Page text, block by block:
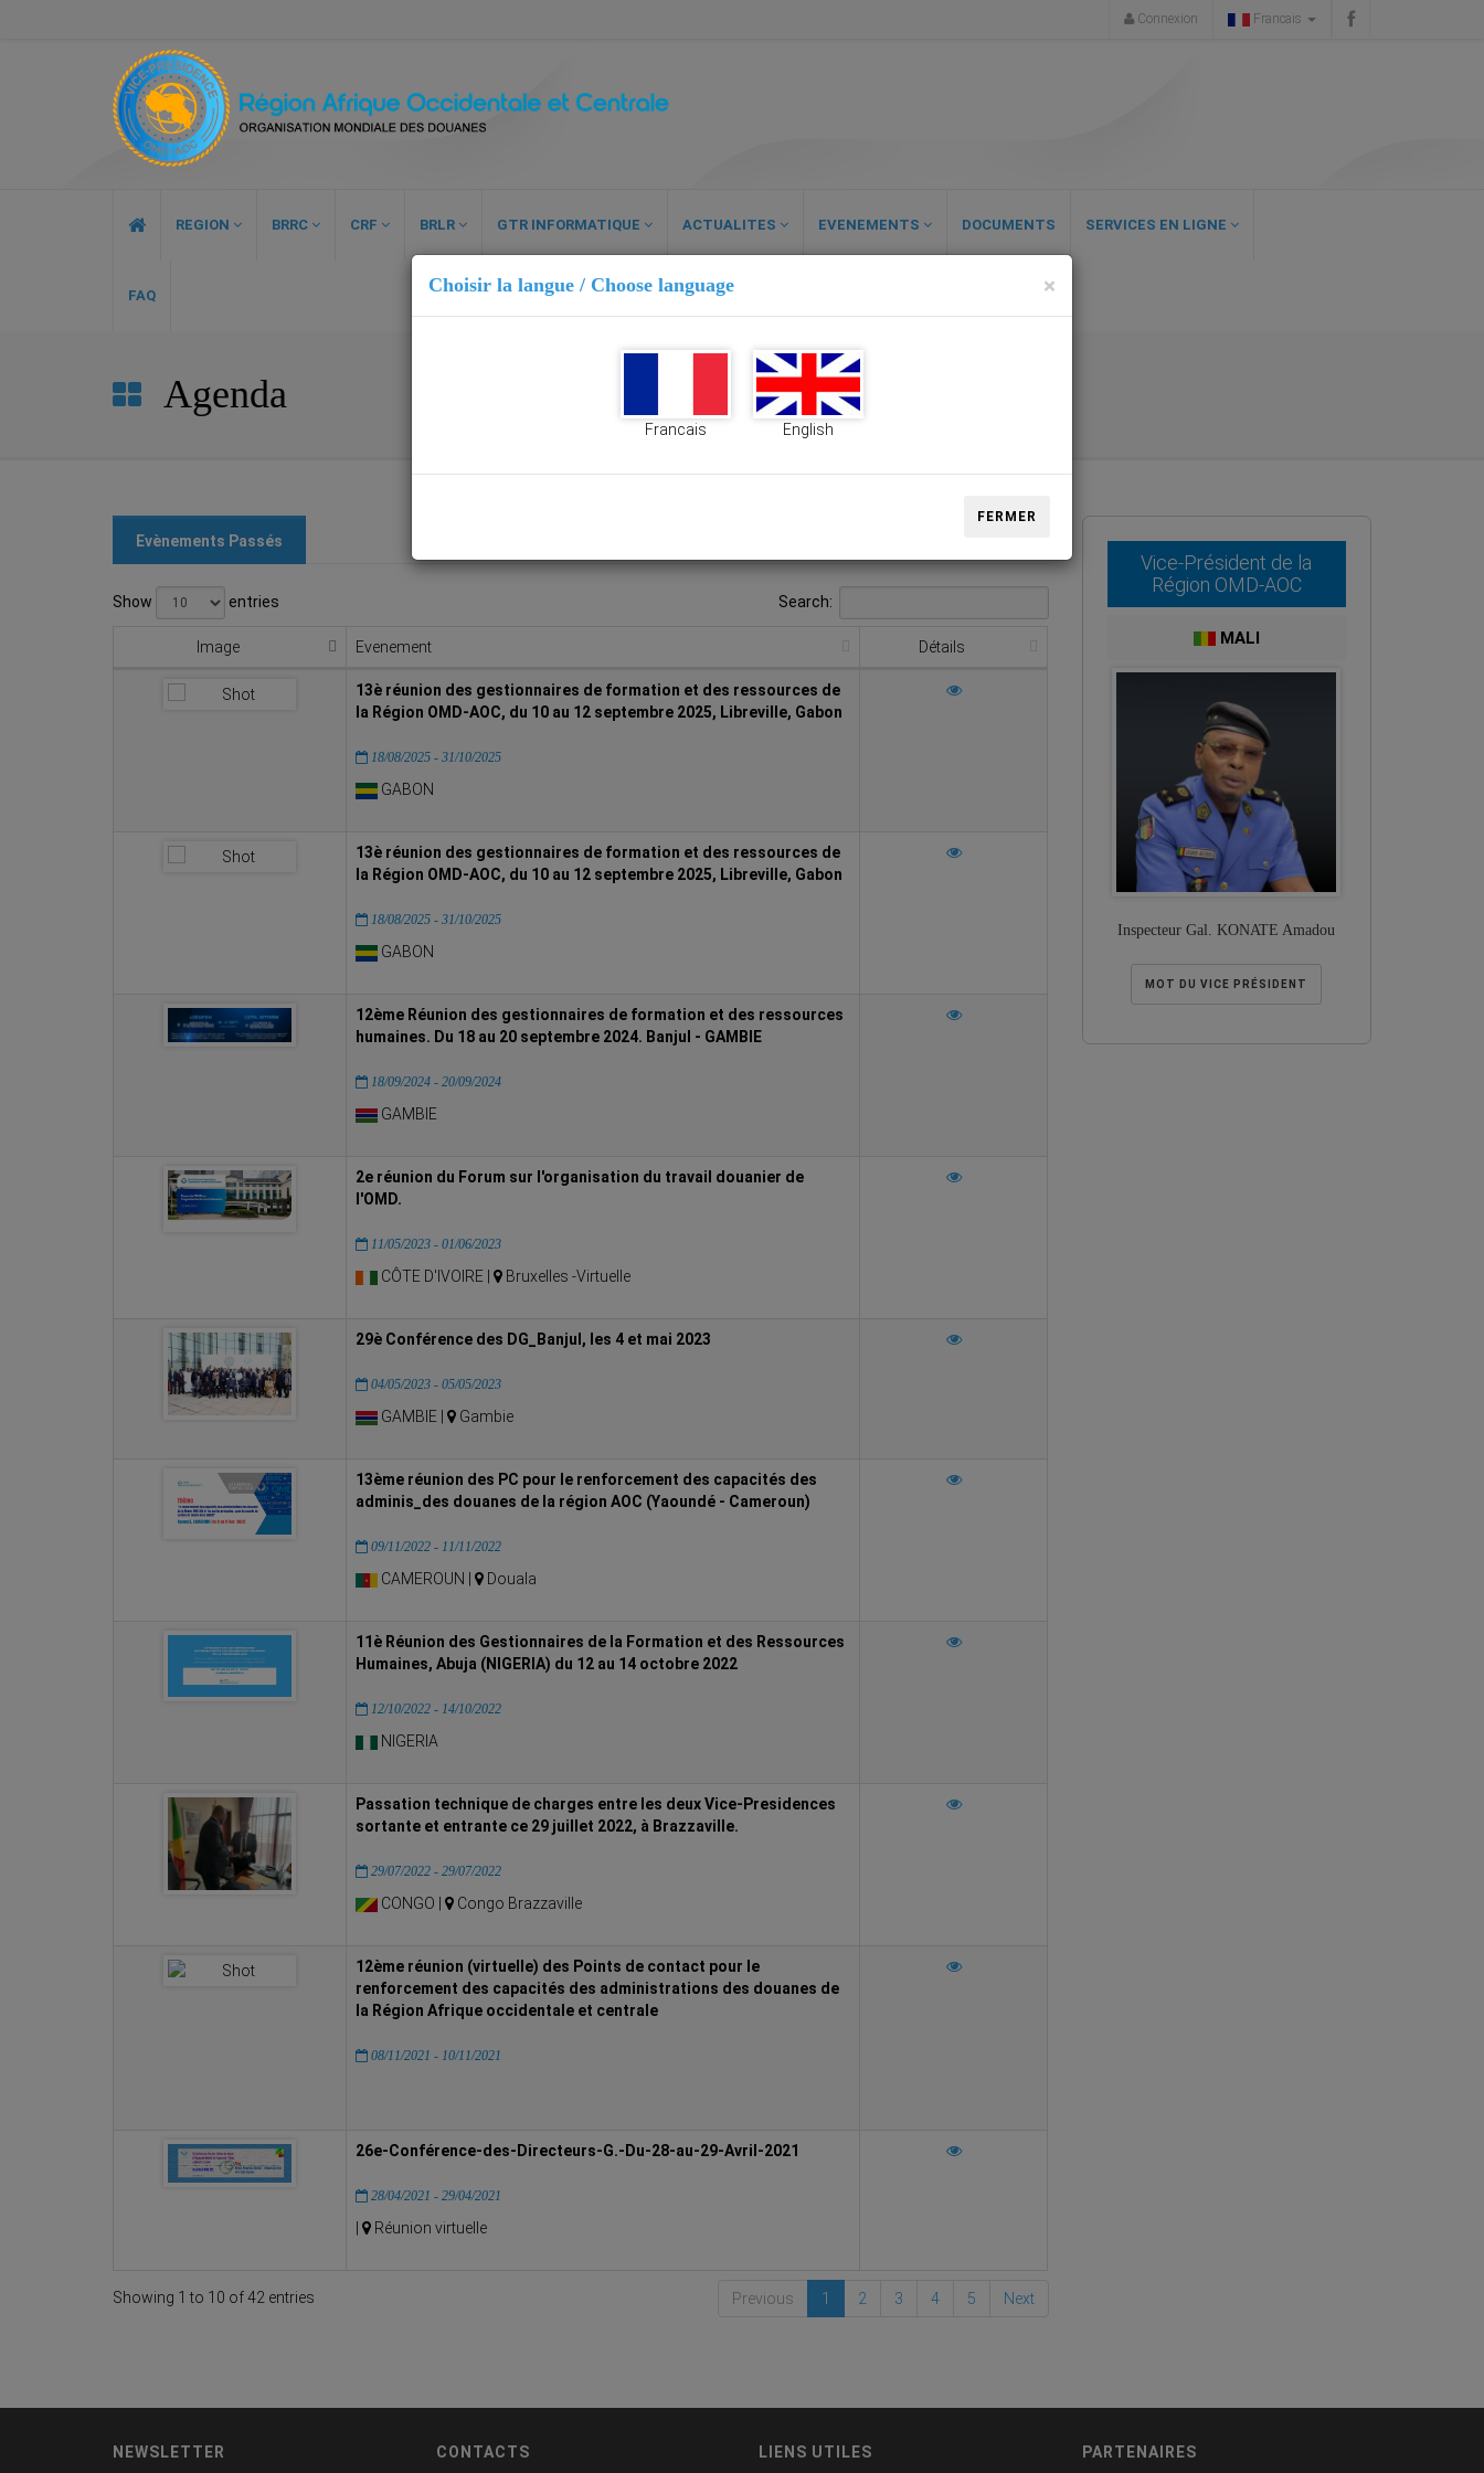
Connexion Francais
REGION BRRC CRF BRLR GTR INFORMATIQUE ACTUALITES EVENEMENTS DOCUMENTS SERVICES EN LIGNE
FAQ
Agenda
Evènements Passés
Show entries Search:
Image Evenement Détails
13è réunion des gestionnaires de formation et des ressources de
la Région OMD-AOC, du 10 au 12 septembre 2025, Libreville, Gabon
18/08/2025 - 31/10/2025
GABON
13è réunion des gestionnaires de formation et des ressources de
la Région OMD-AOC, du 10 au 12 septembre 2025, Libreville, Gabon
18/08/2025 - 31/10/2025
GABON
12ème Réunion des gestionnaires de formation et des ressources
humaines. Du 18 au 20 septembre 2024. Banjul - GAMBIE
18/09/2024 - 20/09/2024
GAMBIE
2e réunion du Forum sur l'organisation du travail douanier de
l'OMD.
11/05/2023 - 01/06/2023
CÔTE D'IVOIRE | Bruxelles -Virtuelle
29è Conférence des DG_Banjul, les 4 et mai 2023
04/05/2023 - 05/05/2023
GAMBIE | Gambie
13ème réunion des PC pour le renforcement des capacités des
adminis_des douanes de la région AOC (Yaoundé - Cameroun)
09/11/2022 - 11/11/2022
CAMEROUN | Douala
11è Réunion des Gestionnaires de la Formation et des Ressources
Humaines, Abuja (NIGERIA) du 12 au 14 octobre 2022
12/10/2022 - 14/10/2022
NIGERIA
Passation technique de charges entre les deux Vice-Presidences
sortante et entrante ce 29 juillet 2022, à Brazzaville.
29/07/2022 - 29/07/2022
CONGO | Congo Brazzaville
12ème réunion (virtuelle) des Points de contact pour le
renforcement des capacités des administrations des douanes de
la Région Afrique occidentale et centrale
08/11/2021 - 10/11/2021
26e-Conférence-des-Directeurs-G.-Du-28-au-29-Avril-2021
28/04/2021 - 29/04/2021
Réunion virtuelle
Showing 1 to 10 of 42 entries Previous 1 2 3 4 5 Next
Vice-Président de la
Région OMD-AOC
MALI
Inspecteur Gal. KONATE Amadou
MOT DU VICE PRÉSIDENT
Choisir la langue / Choose language ×
Francais English
FERMER
NEWSLETTER CONTACTS LIENS UTILES PARTENAIRES